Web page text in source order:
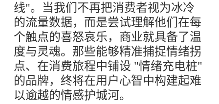
线"。当我们不再把消费者视为冰冷
的流量数据，而是尝试理解他们在每
个触点的喜怒哀乐，商业就具备了温
度与灵魂。那些能够精准捕捉情绪拐
点、在消费旅程中铺设 "情绪充电桩"
的品牌，终将在用户心智中构建起难
以逾越的情感护城河。